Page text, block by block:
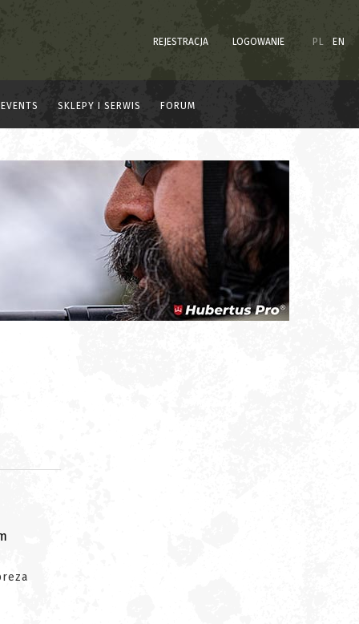
REJESTRACJA LOGOWANIE PL EN
EVENTS SKLEPY I SERWIS FORUM